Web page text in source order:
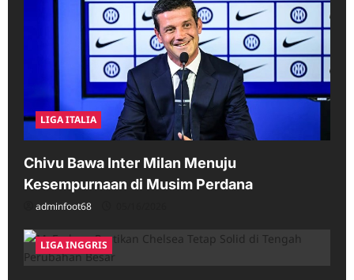
LIGA ITALIA
Chivu Bawa Inter Milan Menuju
Kesempurnaan di Musim Perdana
adminfoot68
LIGA INGGRIS